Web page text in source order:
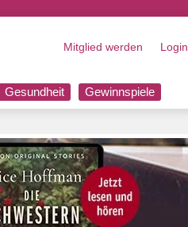
Mitglied werden Login
Gesundheit Gewinnspiele